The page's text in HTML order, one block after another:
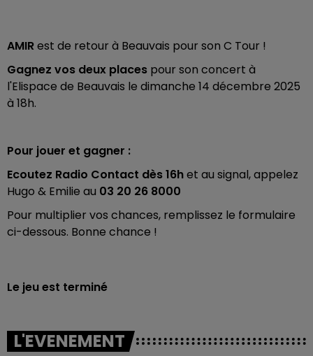
AMIRest de retour à Beauvais pour son C Tour !
Gagnez vos deux places pour son concert à
l'Elispace de Beauvais le dimanche 14 décembre 2025
à 18h.
Pour jouer et gagner :
Ecoutez Radio Contact dès 16het au signal, appelez
Hugo & Emilie au 03 20 26 8000
Pour multiplier vos chances, remplissez le formulaire
ci-dessous. Bonne chance !
Le jeu est terminé
L'EVENEMENT